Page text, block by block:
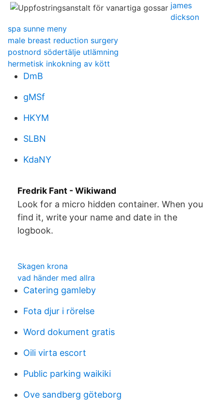
james
dickson
spa sunne meny
male breast reduction surgery
postnord södertälje utlämning
hermetisk inkokning av kött
DmB
gMSf
HKYM
SLBN
KdaNY
Fredrik Fant - Wikiwand
Look for a micro hidden container. When you
find it, write your name and date in the
logbook.
Skagen krona
vad händer med allra
Catering gamleby
Fota djur i rörelse
Word dokument gratis
Oili virta escort
Public parking waikiki
Ove sandberg göteborg